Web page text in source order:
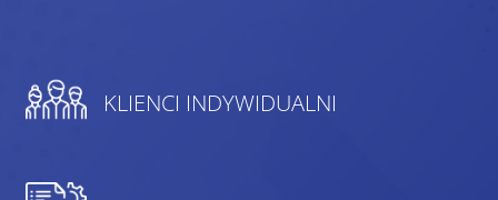
KLIENCI INDYWIDUALNI